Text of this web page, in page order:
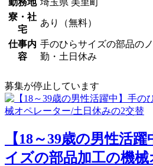
勤務地 埼玉県 美里町
寮・社
宅
あり（無料）
仕事内
容
手のひらサイズの部品の
勤・土日休み
募集が停止しています
【18～39歳の男性活
イズの部品加工の機